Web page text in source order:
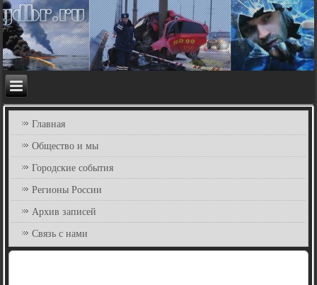
Главная
Общество и мы
Городские события
Регионы России
Архив записей
Связь с нами